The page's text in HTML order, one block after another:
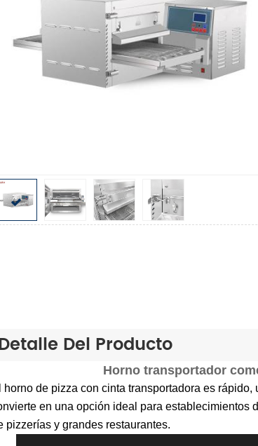
Del Producto
Horno transportador
horno de pizza con cinta transportadora es
en una opción ideal para establecimientos
pizzerías y grandes restaurantes.